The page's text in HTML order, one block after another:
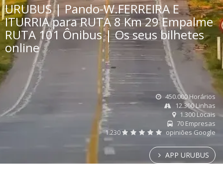
URUBUS | Pando-W.FERREIRA E
ITURRIA para RUTA 8 Km 29 Empalme
RUTA 101 Ônibus | Os seus bilhetes
online
450.000 Horários
12.300 Linhas
1.300 Locais
70 Empresas
1.230
opiniões Google
APP URUBUS